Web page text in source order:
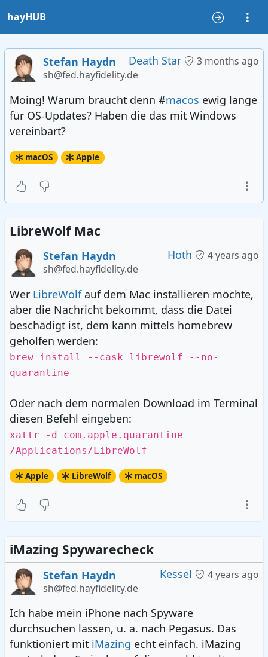
hayHUB
Death Star 3 months ago
Stefan Haydn
sh@fed.hayfidelity.de
Moing! Warum braucht denn #macos ewig lange
für OS-Updates? Haben die das mit Windows
vereinbart?
macOS Apple
LibreWolf Mac
Hoth 4 years ago
Stefan Haydn
sh@fed.hayfidelity.de
Wer LibreWolfauf dem Mac installieren möchte,
aber die Nachricht bekommt, dass die Datei
beschädigt ist, dem kann mittels homebrew
geholfen werden:
brew install --cask librewolf --no-
quarantine
Oder nach dem normalen Download im Terminal
diesen Befehl eingeben:
xattr -d com.apple.quarantine
/Applications/LibreWolf
Apple LibreWolf macOS
iMazing Spywarecheck
Kessel 4 years ago
Stefan Haydn
sh@fed.hayfidelity.de
Ich habe mein iPhone nach Spyware
durchsuchen lassen, u. a. nach Pegasus. Das
funktioniert mit iMazing echt einfach. iMazing